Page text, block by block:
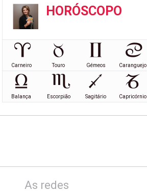
HORÓSCOPO
Carneiro Touro Gémeos Caranguejo
Balança Escorpião Sagitário Capricórnio
As redes